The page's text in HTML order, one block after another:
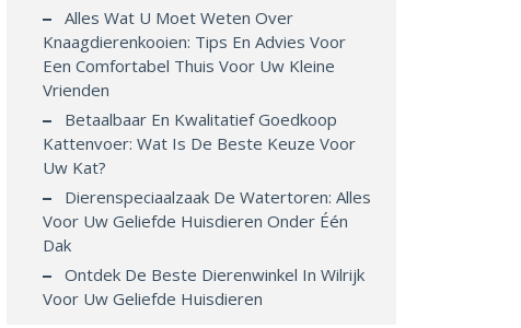
Alles Wat U Moet Weten Over
Knaagdierenkooien: Tips En Advies Voor
Een Comfortabel Thuis Voor Uw Kleine
Vrienden
Betaalbaar En Kwalitatief Goedkoop
Kattenvoer: Wat Is De Beste Keuze Voor
Uw Kat?
Dierenspeciaalzaak De Watertoren: Alles
Voor Uw Geliefde Huisdieren Onder Één
Dak
Ontdek De Beste Dierenwinkel In Wilrijk
Voor Uw Geliefde Huisdieren